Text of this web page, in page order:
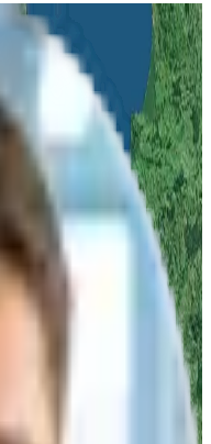
zu diesem Thema.
bei algona